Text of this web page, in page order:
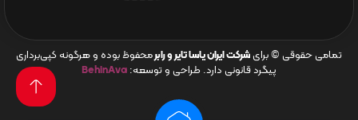
تمامی حقوقی © برای شرکت ایران یاسا تایر و رابرمحفوظ بوده و هرگونه کپی‌برداری
پیگرد قانونی دارد. طراحی و توسعه: BehinAva